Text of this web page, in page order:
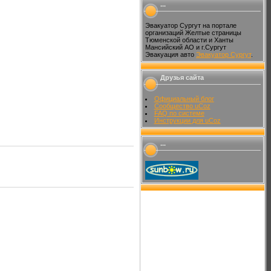
...
Эвакуатор Сургут на портале
организаций Желтые страницы
Тюменской области и Ханты
Мансийский АО и г.Сургут
Эвакуация авто Эвакуатор Сургут.
Друзья сайта
Официальный блог
Сообщество uCoz
FAQ по системе
Инструкции для uCoz
...